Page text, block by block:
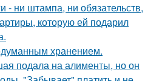
- ни штампа, ни обязательств,
которую ей подарил
хранением.
подала на алименты, но он